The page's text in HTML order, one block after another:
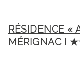
RÉSIDENCE «
MÉRIGNAC I